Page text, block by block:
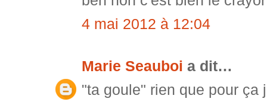
4 mai 2012 à 12:04
Marie Seauboi a dit…
"ta goule" rien que pour ça